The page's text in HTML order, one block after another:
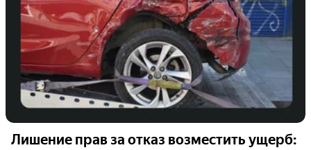
Лишение прав за отказ возместить ущерб: